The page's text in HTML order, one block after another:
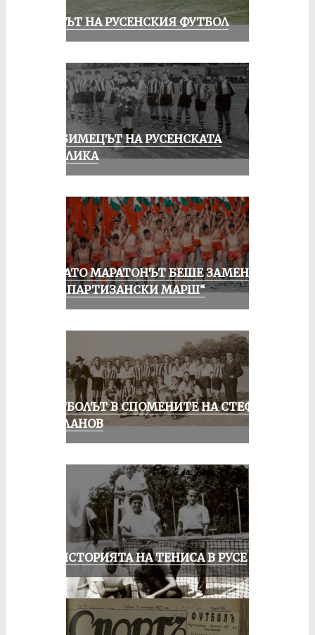
ВЕКЪТ НА РУСЕНСКИЯ ФУТБОЛ
ЛЮБИМЕЦЪТ НА РУСЕНСКАТА
ПУБЛИКА
КОГАТО МАРАТОНЪТ БЕШЕ ЗАМЕНЕН
ОТ „ПАРТИЗАНСКИ МАРШ“
ФУТБОЛЪТ В СПОМЕНИТЕ НА СТЕФАН
МИЛАНОВ
ЗА ИСТОРИЯТА НА ТЕНИСА В РУСЕ